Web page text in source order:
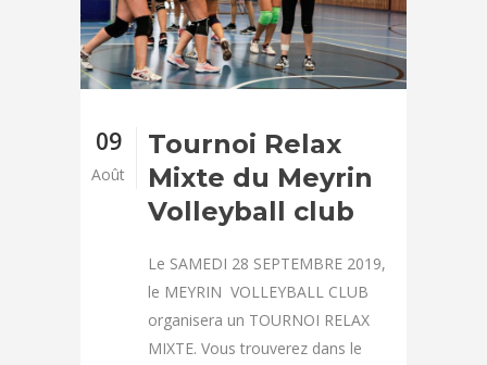
09
Août
Tournoi Relax
Mixte du Meyrin
Volleyball club
Le SAMEDI 28 SEPTEMBRE 2019,
le MEYRIN VOLLEYBALL CLUB
organisera un TOURNOI RELAX
MIXTE. Vous trouverez dans le